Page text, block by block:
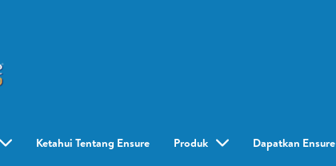
Ketahui Tentang Ensure Produk Dapatkan Ensure